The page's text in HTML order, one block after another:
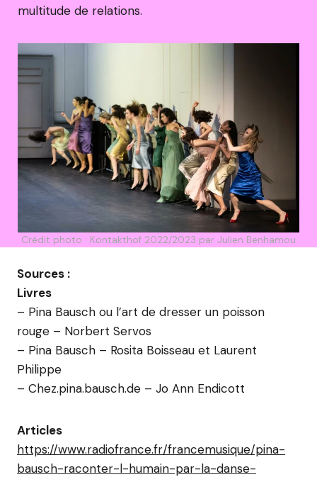
multitude de relations.
Crédit photo : Kontakthof 2022/2023 par Julien Benhamou
Sources :
Livres
– Pina Bausch ou l’art de dresser un poisson
rouge – Norbert Servos
– Pina Bausch – Rosita Boisseau et Laurent
Philippe
– Chez.pina.bausch.de – Jo Ann Endicott
Articles
https://www.radiofrance.fr/francemusique/pina-
bausch-raconter-l-humain-par-la-danse-